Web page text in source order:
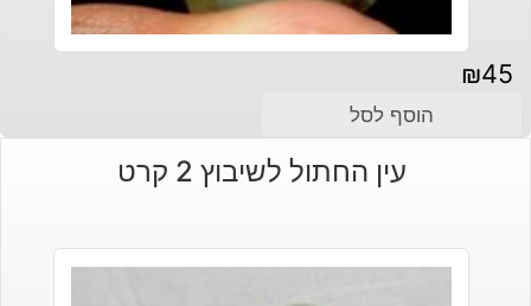
₪45
הוסף לסל
עין החתול לשיבוץ 2 קרט